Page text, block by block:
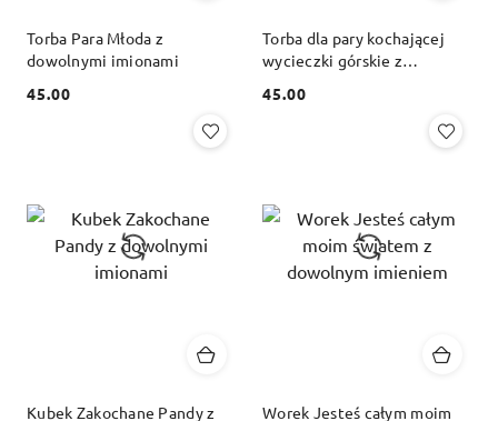
Torba Para Młoda z
dowolnymi imionami
Cena:
45.00
Torba dla pary kochającej
wycieczki górskie z
Cena:
45.00
Kubek Zakochane Pandy z
Worek Jesteś całym moim